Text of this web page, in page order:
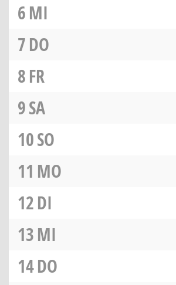
6MI
7DO
8FR
9SA
10SO
11 MO
12DI
13MI
14DO